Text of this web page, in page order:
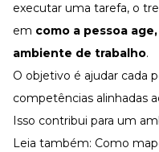
executar uma tarefa, o
em como a pessoa
ambiente de trabalho.
O objetivo é ajudar cada
competências alinhadas
Isso contribui para um
Leia também: Como